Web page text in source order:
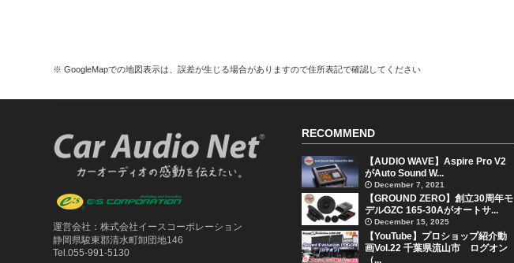
※ GoogleMapでの地図表示は、誤差が生じる場合がありますので住所表記で確認してください
運営会社：株式会社イースコーポレーション
静岡県駿東郡清水町卸団地146
Tel.055-991-5130
RECOMMEND
【AUDIO WAVE】Aspire Pro V2
がAuto Sound W...
December 7, 2021
【GROUND ZERO】創立30周年モ
デルGZC 165-30Aがオートサ...
December 15, 2025
【YouTube】プロショップ紹介動
画Vol.22 千葉県流山市 ログオン
（...